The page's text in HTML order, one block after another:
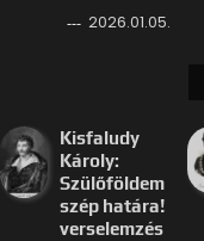
2026.01.05.
Kisfaludy
Károly:
Szülőföldem
szép határa!
verselemzés